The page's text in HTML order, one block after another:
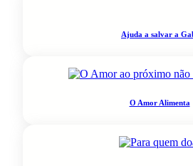
Ajuda a salvar a
O Amor Alimenta